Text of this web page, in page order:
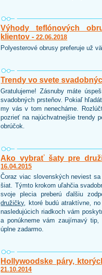
Výhody teflónových
klientov -22.06.2018
Polyesterové obrusy preferuje už
Trendy vo svete
Gratulujeme! Zásnuby máte
svadobných prsteňov. Pokiaľ
my vás v tom nenecháme.
pozrieť na najúchvatnejšie trendy
obrúčok.
Ako vybrať šaty pre
16.04.2015
Čoraz viac slovenských neviest
šiat. Týmto krokom uľahčia
svoje plecia preberú ďalšiu
družičky, ktoré budú atraktívne,
nasledujúcich riadkoch vám
a ponúkneme vám zaujímavý
úplne zadarmo.
Hollywoodske páry,
21.10.2014